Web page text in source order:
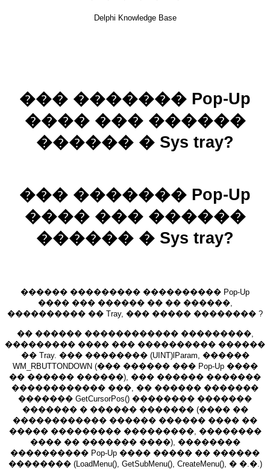
Delphi Knowledge Base
��� ������� Pop-Up
���� ��� ������
������ � Sys tray?
��� ������� Pop-Up
���� ��� ������
������ � Sys tray?
������ ��������� ���������� Pop-Up
���� ��� ������ �� �� ������,
���������� �� Tray, ��� ����� �������� ?
�� ������ ������������ ���������,
��������� ���� ��� ���������� ������
�� Tray. ��� �������� (UINT)lParam, ������
WM_RBUTTONDOWN (��� ������ ��� Pop-Up ����
�� ������ ������), ��� ������ �������
������������ ���, �� ������ �������
������� GetCursorPos() �������� �������
������� � ������ ������� (���� ��
������������ ������ ������ ���� ��
����� ��������� ���������, ��������
���� �� ������� ����), ��������
���������� Pop-Up ���� ����� �� ������
�������� (LoadMenu(), GetSubMenu(), CreateMenu(), � �.�.)